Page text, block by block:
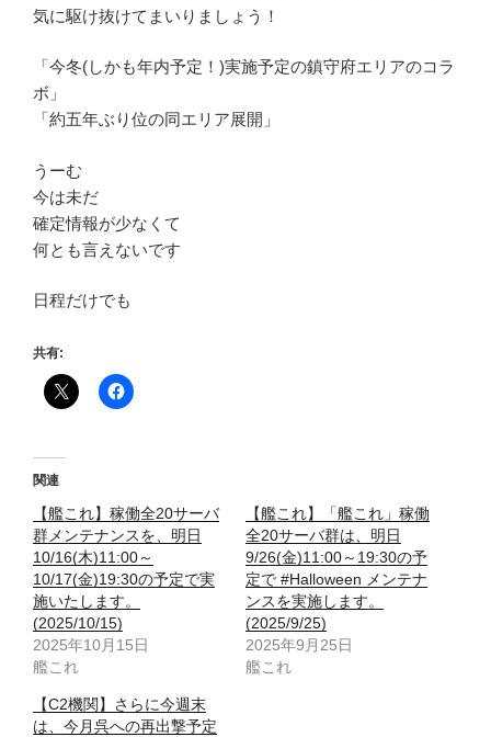
気に駆け抜けてまいりましょう！
「今冬(しかも年内予定！)実施予定の鎮守府エリアのコラ
ボ」
「約五年ぶり位の同エリア展開」
うーむ
今は未だ
確定情報が少なくて
何とも言えないです
日程だけでも
共有:
関連
【艦これ】稼働全20サーバ
群メンテナンスを、明日
10/16(木)11:00～
10/17(金)19:30の予定で実
施いたします。
(2025/10/15)
2025年10月15日
艦これ
【艦これ】「艦これ」稼働
全20サーバ群は、明日
9/26(金)11:00～19:30の予
定で #Halloween メンテナ
ンスを実施します。
(2025/9/25)
2025年9月25日
艦これ
【C2機関】さらに今週末
は、今月呉への再出撃予定